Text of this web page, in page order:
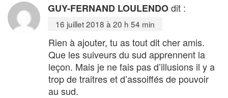
GUY-FERNAND LOULENDOdit :
16 juillet 2018 à 20 h 54 min
Rien à ajouter, tu as tout dit cher amis.
Que les suiveurs du sud apprennent la
leçon. Mais je ne fais pas d’illusions il y a
trop de traitres et d’assoiffés de pouvoir
au sud.